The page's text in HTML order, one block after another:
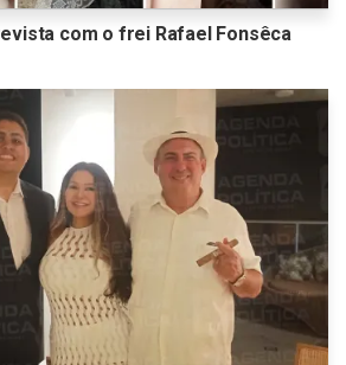
com o frei Rafael Fonsêca